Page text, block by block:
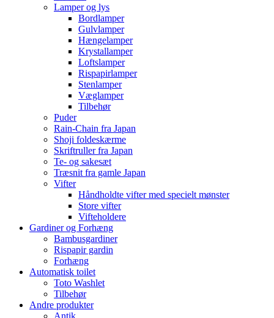
Lamper og lys
Bordlamper
Gulvlamper
Hængelamper
Krystallamper
Loftslamper
Rispapirlamper
Stenlamper
Væglamper
Tilbehør
Puder
Rain-Chain fra Japan
Shoji foldeskærme
Skriftruller fra Japan
Te- og sakesæt
Træsnit fra gamle Japan
Vifter
Håndholdte vifter med specielt mønster
Store vifter
Vifteholdere
Gardiner og Forhæng
Bambusgardiner
Rispapir gardin
Forhæng
Automatisk toilet
Toto Washlet
Tilbehør
Andre produkter
Antik